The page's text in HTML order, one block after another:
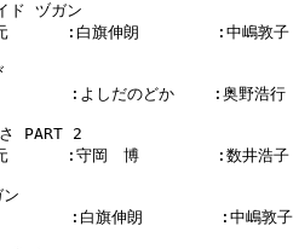
ド ヅガン
:白旗伸朗        :中嶋敦子
:よしだのどか    :奥野浩行
PART 2
:守岡　博        :数井浩子
:白旗伸朗        :中嶋敦子